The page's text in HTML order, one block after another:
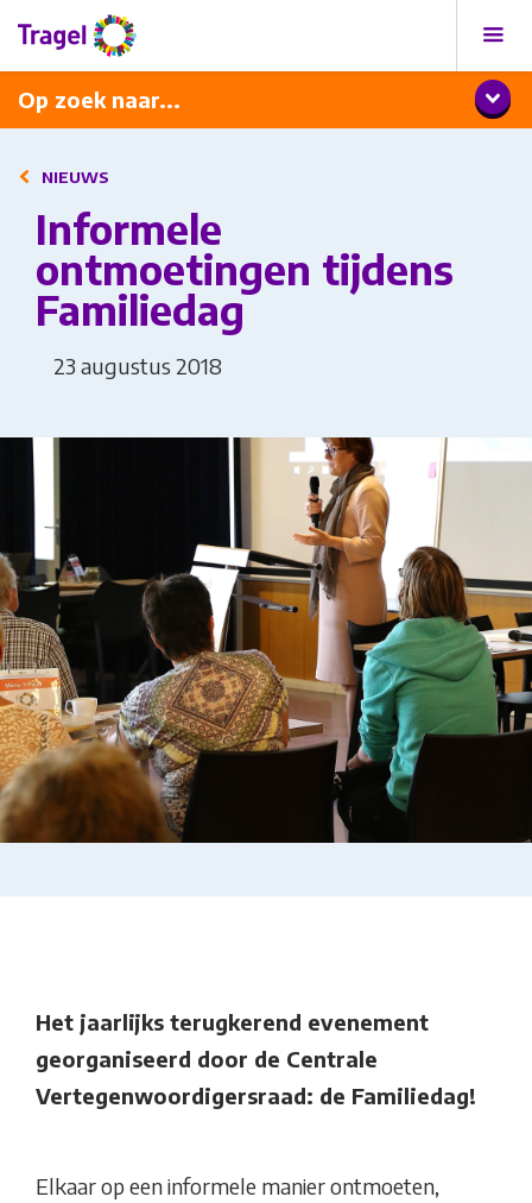
Op zoek naar...
Programma
Diner met wijnarrangement
NIEUWS
Informele
ontmoetingen tijdens
Familiedag
23 augustus 2018
Het jaarlijks terugkerend evenement
georganiseerd door de Centrale
Vertegenwoordigersraad: de Familiedag!
Elkaar op een informele manier ontmoeten,